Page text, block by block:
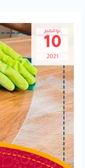
نوفمبر
10
2021